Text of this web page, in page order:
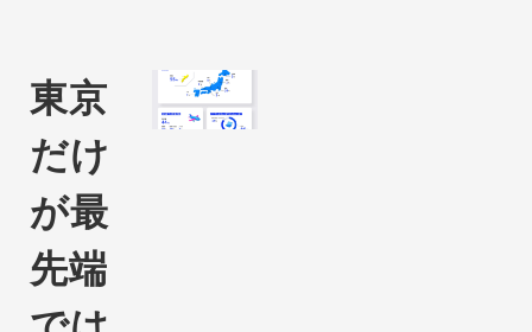
東京
だけ
が最
先端